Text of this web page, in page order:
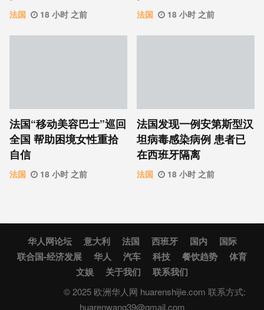
法国 18 小时 之前 法国 18 小时 之前
法国“移动美容巴士”巡回
全国 帮助困境女性重拾
自信
法国 18 小时 之前
法国发现一例安第斯型汉
坦病毒感染病例 患者已
在西班牙隔离
法国 18 小时 之前
华人网论坛 意大利 法国 西班牙 国内
国际
联合国-经济发展
华人 汽车 科技 餐饮趋势
体育
文娱
关于我们 联系我们
© 2025 欧洲华人网 huarenshijie.com 联系方式:
huarenwang39@gmail.com